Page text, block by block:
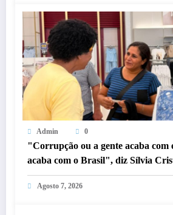
Admin 0
"Corrupção ou a gente acaba com
acaba com o Brasil", diz Sílvia
Agosto 7, 2026